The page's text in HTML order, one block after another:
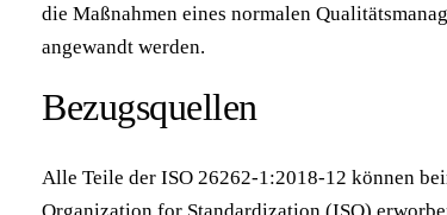
die Maßnahmen eines normalen
angewandt werden.
Bezugsquellen
Alle Teile der ISO 26262-1:2018-12 können
Organization for Standardization (ISO)